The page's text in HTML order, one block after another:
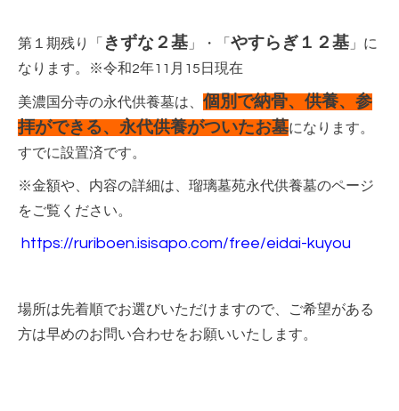
第１期残り「 きずな２基 」・「 やすらぎ１２基 」に
なります。※令和2年11月15日現在
美濃国分寺の永代供養墓は、 個別で納骨、供養、参
拝ができる、永代供養がついたお墓になります。
すでに設置済です。
※金額や、内容の詳細は、瑠璃墓苑永代供養墓のページ
をご覧ください。
https://ruriboen.isisapo.com/free/eidai-kuyou
場所は先着順でお選びいただけますので、ご希望がある
方は早めのお問い合わせをお願いいたします。